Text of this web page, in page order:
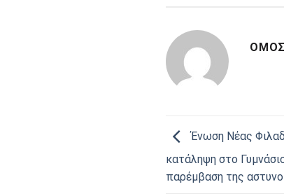
Ένωση Νέας
κατάληψη στο
παρέμβαση της